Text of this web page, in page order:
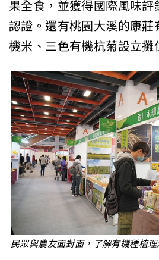
認證。還有桃園大溪的康
機米、三色有機杭菊設立攤
民眾與農友面對面，了解有機種植